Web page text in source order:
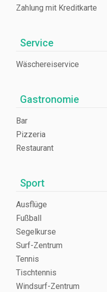
Zahlung mit Kreditkarte
Service
Wäschereiservice
Gastronomie
Bar
Pizzeria
Restaurant
Sport
Ausflüge
Fußball
Segelkurse
Surf-Zentrum
Tennis
Tischtennis
Windsurf-Zentrum